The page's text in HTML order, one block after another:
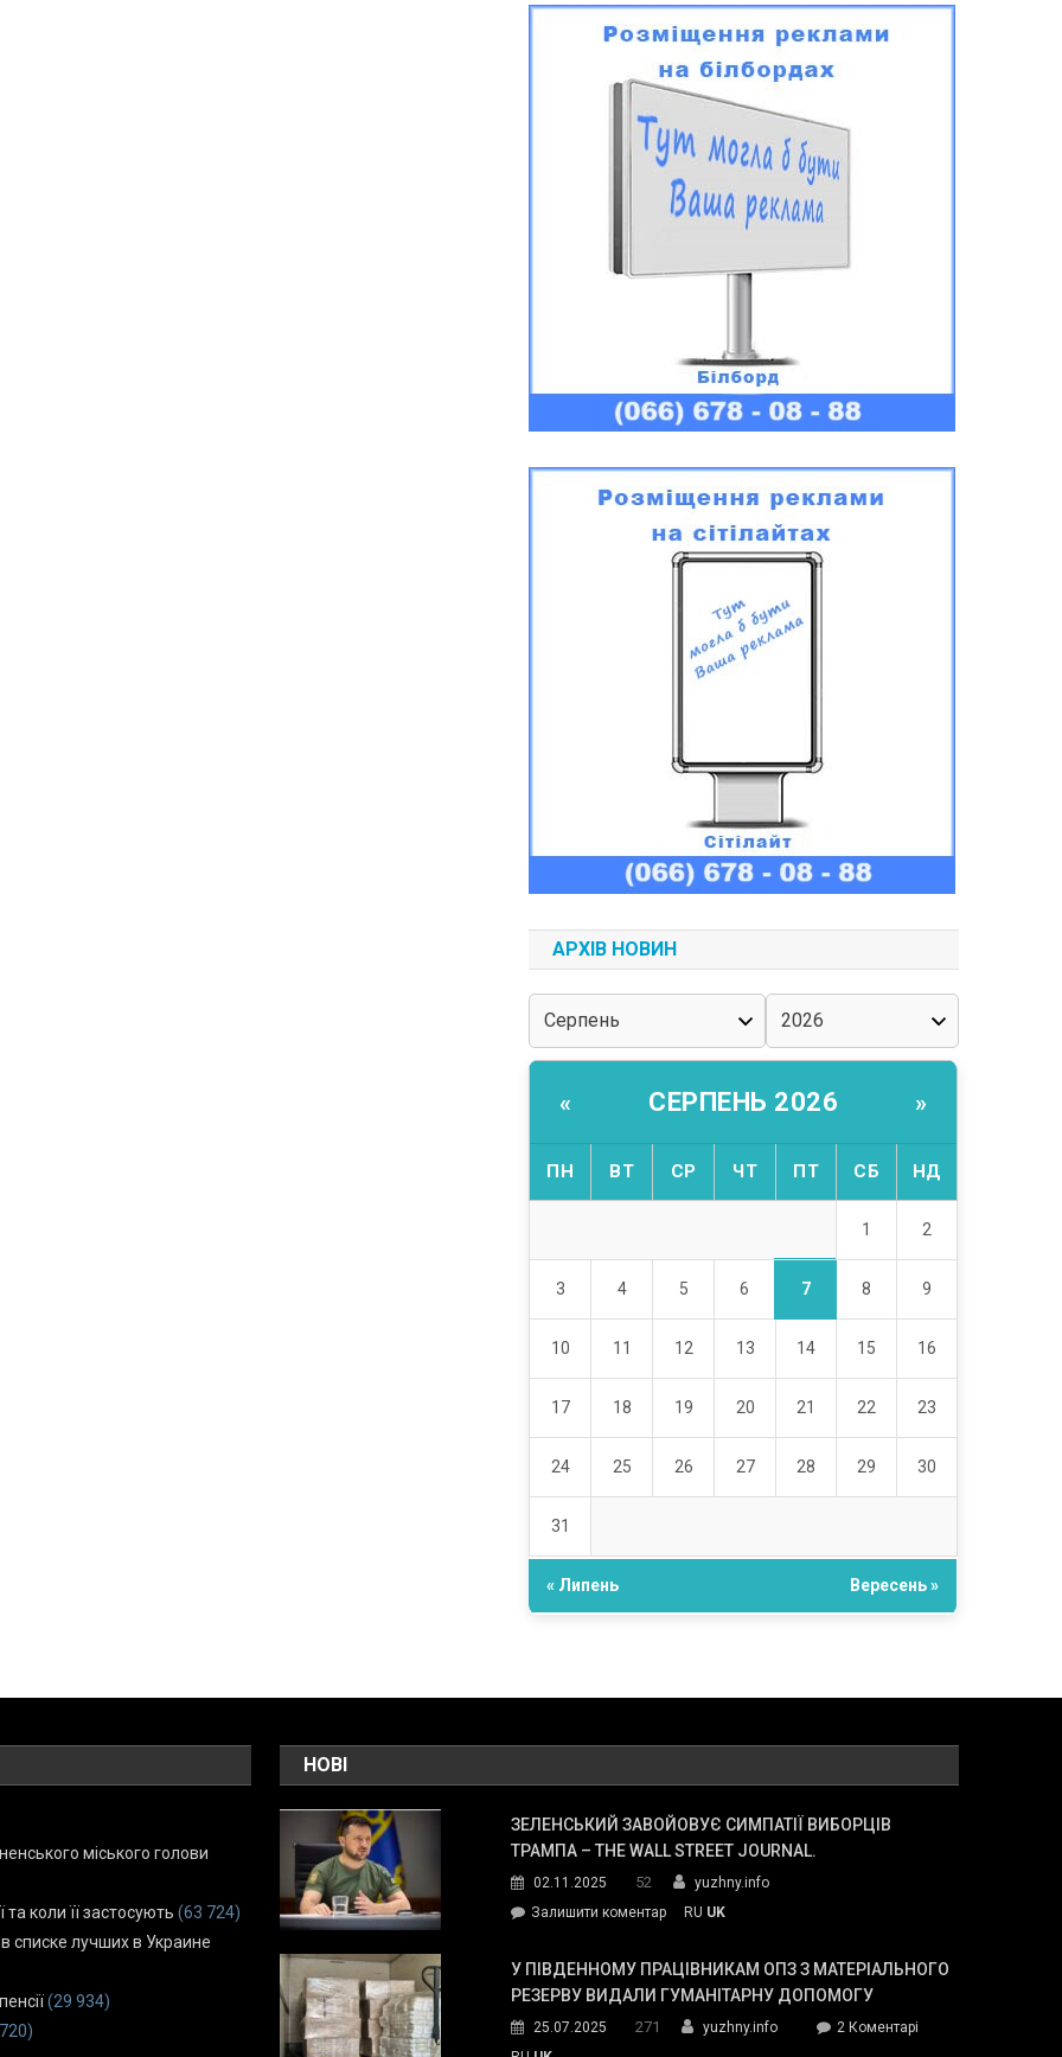
АРХІВ НОВИН
« СЕРПЕНЬ 2026 »
ПН ВТ СР ЧТ ПТ СБ НД
1 2
3 4 5 6 7 8 9
10 11 12 13 14 15 16
17 18 19 20 21 22 23
24 25 26 27 28 29 30
31
« Липень Вересень »
міського голови
коли її застосують (63 724)
списке лучших в Украине
(29 934)
НОВІ
ЗЕЛЕНСЬКИЙ ЗАВОЙОВУЄ СИМПАТІЇ ВИБОРЦІВ
ТРАМПА – THE WALL STREET JOURNAL.
02.11.2025 52
yuzhny.info
Залишити коментарon
завойовує
симпатії
Трампа
RU UK
У ПІВДЕННОМУ ПРАЦІВНИКАМ ОПЗ З МАТЕРІАЛЬНОГО
РЕЗЕРВУ ВИДАЛИ ГУМАНІТАРНУ ДОПОМОГУ
25.07.2025 271 yuzhny.info 2 Коментарідо